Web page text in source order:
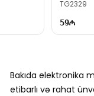
TG2329
59
Bakıda elektronika
etibarlı və rahat